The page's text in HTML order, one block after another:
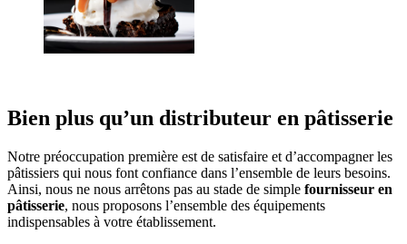
Bien plus qu’un distributeur en pâtisserie
Notre préoccupation première est de satisfaire et d’accompagner les
pâtissiers qui nous font confiance dans l’ensemble de leurs besoins.
Ainsi, nous ne nous arrêtons pas au stade de simple fournisseur en
pâtisserie, nous proposons l’ensemble des équipements
indispensables à votre établissement.